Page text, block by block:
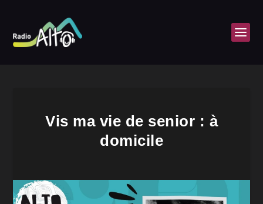
Vis ma vie de senior : à
domicile